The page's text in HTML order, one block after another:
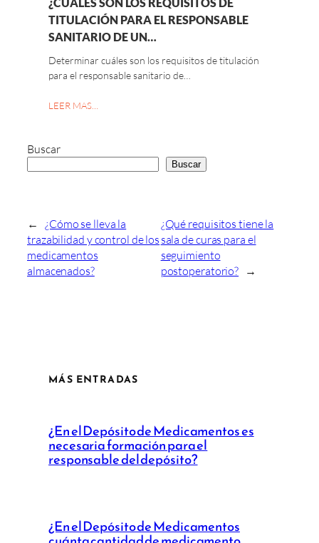
¿CUÁLES SON LOS REQUISITOS DE
TITULACIÓN PARA EL RESPONSABLE
SANITARIO DE UN…
Determinar cuáles son los requisitos de titulación
para el responsable sanitario de…
LEER MAS…
Buscar
Buscar
←
¿Cómo se lleva la
trazabilidad y control de los
medicamentos
almacenados?
¿Qué requisitos tiene la
sala de curas para el
seguimiento
postoperatorio? →
MÁS ENTRADAS
¿En el Depósito de Medicamentos es
necesaria formación para el
responsable del depósito?
¿En el Depósito de Medicamentos